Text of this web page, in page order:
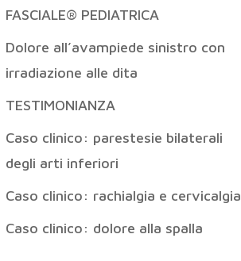
FASCIALE® PEDIATRICA
Dolore all’avampiede sinistro con
irradiazione alle dita
TESTIMONIANZA
Caso clinico: parestesie bilaterali
degli arti inferiori
Caso clinico: rachialgia e cervicalgia
Caso clinico: dolore alla spalla